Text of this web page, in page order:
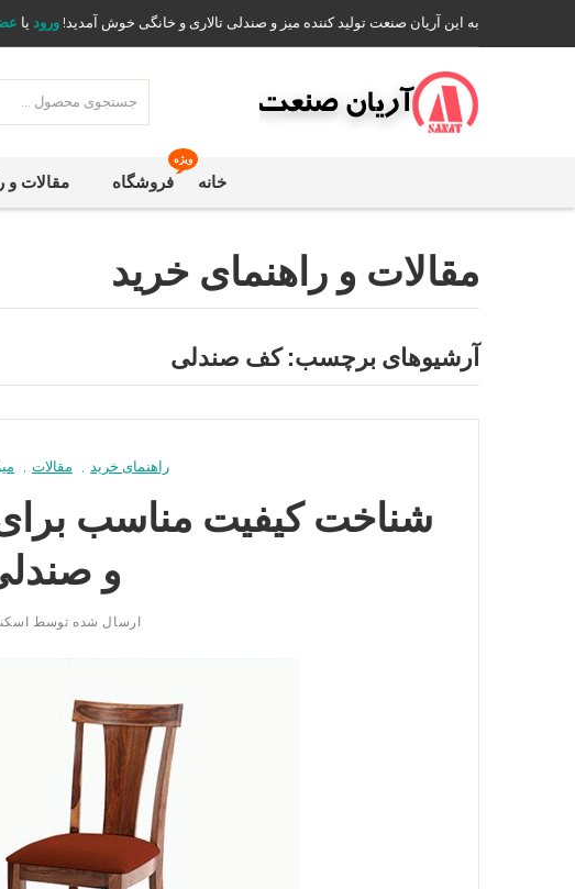
به این آریان صنعت تولید کننده میز و صندلی تالاری و خانگی خوش آمدید! ورود یا
خانه فروشگاه
ویژه
مقالات و
مقالات و راهنمای خرید
آرشیوهای برچسب:کف صندلی
راهنمای خرید مقالات
شناخت کیفیت مناسب
و
ارسال شده توسط